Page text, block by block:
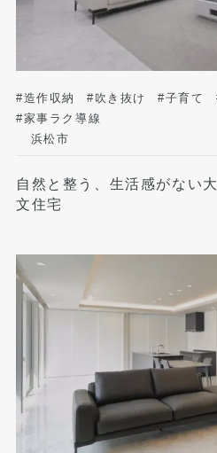
#造作収納 #吹き抜け #子育て
#家事ラク導線
浜松市
自然と整う、生活感がない
文住宅